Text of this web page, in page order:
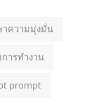
าความมุ่งมั่น
ารทำงาน
prompt